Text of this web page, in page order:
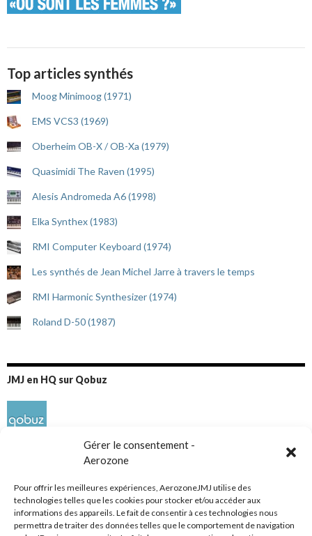
Gérer le consentement -
Aerozone
Pour offrir les meilleures expériences, AerozoneJMJ utilise des
technologies telles que les cookies pour stocker et/ou accéder aux
informations des appareils. Le fait de consentir à ces technologies nous
permettra de traiter des données telles que le comportement de navigation
Top articles synthés
Moog Minimoog (1971)
EMS VCS3 (1969)
Oberheim OB-X / OB-Xa (1979)
Quasimidi The Raven (1995)
Alesis Andromeda A6 (1998)
Elka Synthex (1983)
RMI Computer Keyboard (1974)
Les synthés de Jean Michel Jarre à travers le temps
RMI Harmonic Synthesizer (1974)
Roland D-50 (1987)
JMJ en HQ sur Qobuz
Réseaux sociaux